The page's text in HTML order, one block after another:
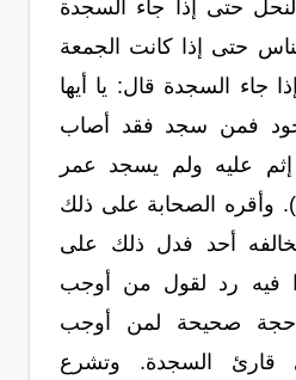
حتى إذا جاء السجدة
حتى إذا كانت الجمعة
جاء السجدة قال: يا أيها
فمن سجد فقد أصاب
عليه ولم يسجد عمر
وأقره الصحابة على ذلك
أحد فدل ذلك على
فيه رد لقول من أوجب
حجة صحيحة لمن أوجب
قارئ السجدة. وتشرع